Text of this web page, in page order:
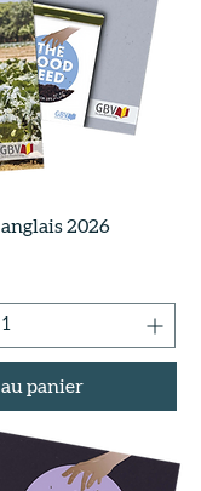
anglais 2026
panier